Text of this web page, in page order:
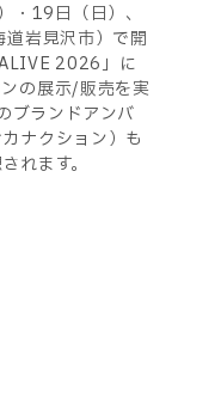
19日（日）、
岩見沢市）で開
2026」に
の展示/販売を実
ブランドアンバ
ナクション）も
れます。